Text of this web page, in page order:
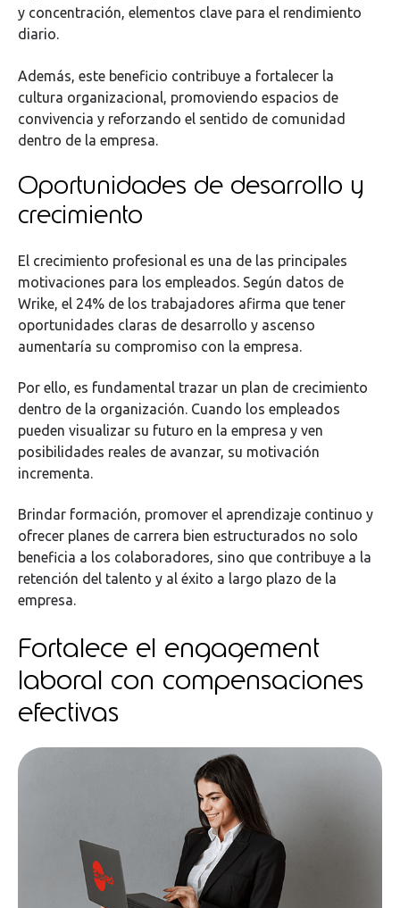
y concentración, elementos clave para el rendimiento
diario.
Además, este beneficio contribuye a fortalecer la
cultura organizacional, promoviendo espacios de
convivencia y reforzando el sentido de comunidad
dentro de la empresa.
Oportunidades de desarrollo y
crecimiento
El crecimiento profesional es una de las principales
motivaciones para los empleados. Según datos de
Wrike, el 24% de los trabajadores afirma que tener
oportunidades claras de desarrollo y ascenso
aumentaría su compromiso con la empresa.
Por ello, es fundamental trazar un plan de crecimiento
dentro de la organización. Cuando los empleados
pueden visualizar su futuro en la empresa y ven
posibilidades reales de avanzar, su motivación
incrementa.
Brindar formación, promover el aprendizaje continuo y
ofrecer planes de carrera bien estructurados no solo
beneficia a los colaboradores, sino que contribuye a la
retención del talento y al éxito a largo plazo de la
empresa.
Fortalece el engagement
laboral con compensaciones
efectivas